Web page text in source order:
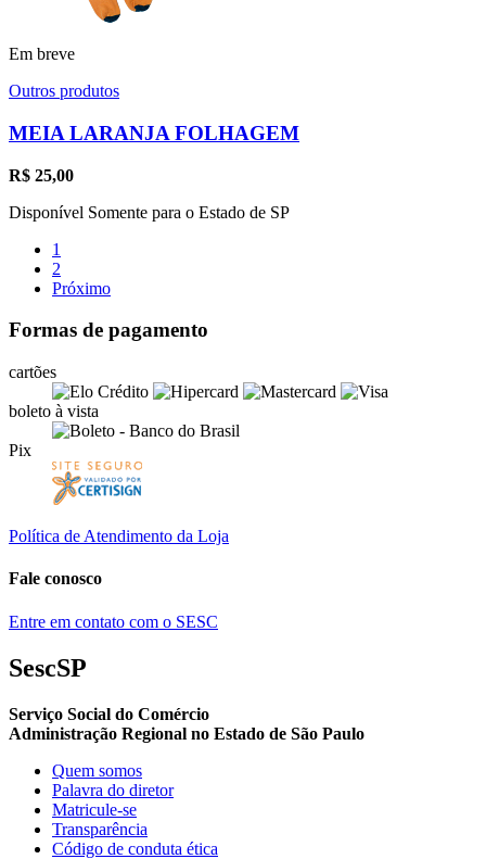
Em breve
Outros produtos
MEIA LARANJA FOLHAGEM
R$ 25,00
Disponível Somente para o Estado de SP
1
2
Próximo
Formas de pagamento
cartões
boleto à vista
Pix
Política de Atendimento da Loja
Fale conosco
Entre em contato com o SESC
SescSP
Serviço Social do Comércio
Administração Regional no Estado de São Paulo
Quem somos
Palavra do diretor
Matricule-se
Transparência
Código de conduta ética